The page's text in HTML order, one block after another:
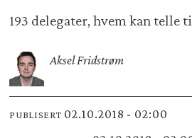
193 delegater, hvem kan telle
Aksel Fridstrøm
PUBLISERT 02.10.2018 - 02:00